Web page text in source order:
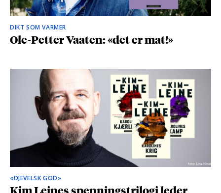
DIKT SOM VARMER
Ole-Petter Vaaten: «det er mat!»
«DJEVELSK GOD»
Kim Leines spenningstrilogi leder